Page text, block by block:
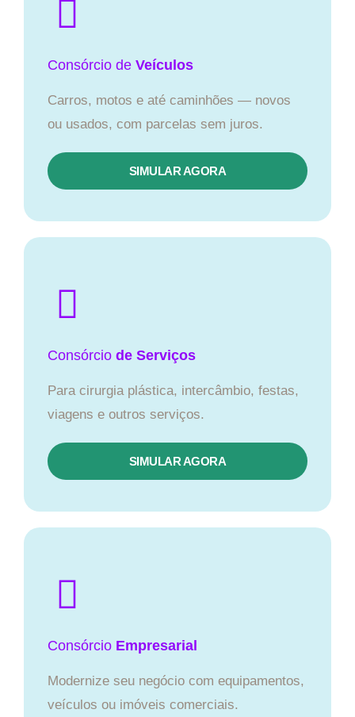
Consórcio de Veículos
Carros, motos e até caminhões — novos
ou usados, com parcelas sem juros.
SIMULAR AGORA
Consórcio de Serviços
Para cirurgia plástica, intercâmbio, festas,
viagens e outros serviços.
SIMULAR AGORA
Consórcio Empresarial
Modernize seu negócio com equipamentos,
veículos ou imóveis comerciais.